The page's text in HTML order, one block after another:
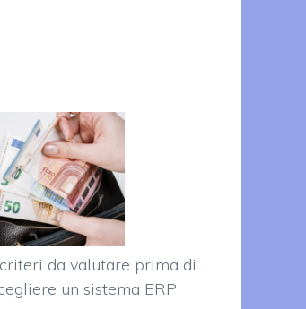
da valutare prima di
un sistema ERP